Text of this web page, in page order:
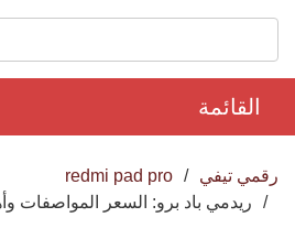
القائمة
رقمي تيفي
redmi pad pro
ريدمي باد برو: السعر المواصفات